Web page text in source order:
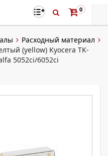
0
Расходный материал
(yellow) Kyocera TK-
5052ci/6052ci